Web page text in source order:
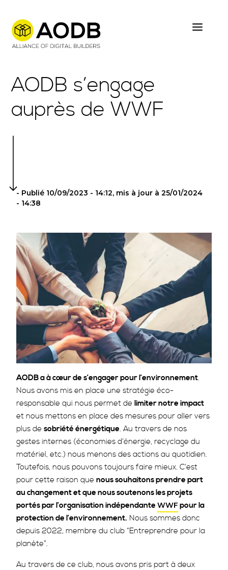
AODB s’engage
auprès de WWF
- Publié 10/09/2023 - 14:12, mis à jour à 25/01/2024
- 14:38
Image
AODB a à cœur de s’engager pour l’environnement.
Nous avons mis en place une stratégie éco-
responsable qui nous permet de limiter notre impact
et nous mettons en place des mesures pour aller vers
plus de sobriété énergétique. Au travers de nos
gestes internes (économies d’énergie, recyclage du
matériel, etc.) nous menons des actions au quotidien.
Toutefois, nous pouvons toujours faire mieux. C’est
pour cette raison que nous souhaitons prendre part
au changement et que nous soutenons les projets
portés par l’organisation indépendante WWF pour la
protection de l’environnement. Nous sommes donc
depuis 2022, membre du club “Entreprendre pour la
planète”.
Au travers de ce club, nous avons pris part à deux